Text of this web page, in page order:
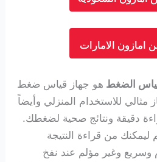
امازون الامارات
الضغط هو جهاز قياس ضغط
للاستخدام المنزلي وأيضاً
دقيقة ونتائج صحية لضغطك.
من قراءة النتيجة
وغير مؤلم عند نفخ